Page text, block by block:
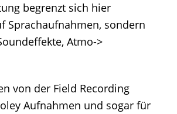
begrenzt sich hier
Sprachaufnahmen, sondern
Atmo->
von der Field Recording
Aufnahmen und sogar für